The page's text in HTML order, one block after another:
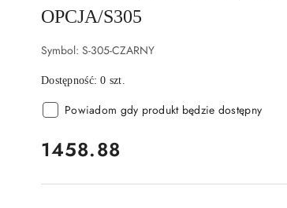
OPCJA/S305
Symbol: S-305-CZARNY
Dostępność:0 szt.
Powiadom gdy produkt będzie dostępny
cena:
1458.88